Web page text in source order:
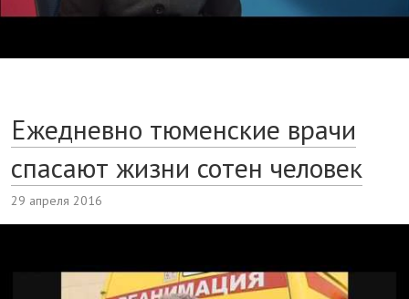
Ежедневно тюменские врачи
спасают жизни сотен человек
29 апреля 2016